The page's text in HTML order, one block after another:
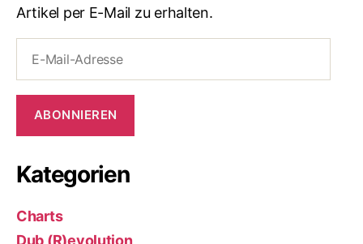
Artikel per E-Mail zu erhalten.
Mail-
Adresse
ABONNIEREN
Kategorien
Charts
Dub (R)evolution